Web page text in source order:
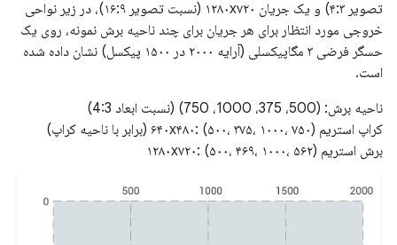
تصویر ۴:۳) و یک جریان ۱۲۸۰x۷۲۰ (نسبت تصویر ۱۶:۹)، در زیر نواحی
خروجی مورد انتظار برای هر جریان برای چند ناحیه برش نمونه، روی یک
حسگر فرضی ۳ مگاپیکسلی (آرایه ۲۰۰۰ در ۱۵۰۰ پیکسل) نشان داده شده
است.
ناحیه برش: (500، 375، 1000، 750) (نسبت ابعاد 4:3)
کراپ استریم ۶۴۰x۴۸۰: (۵۰۰، ۳۷۵، ۱۰۰۰، ۷۵۰) (برابر با ناحیه کراپ)
برش استریم ۱۲۸۰x۷۲۰: (۵۰۰، ۴۶۹، ۱۰۰۰، ۵۶۲)